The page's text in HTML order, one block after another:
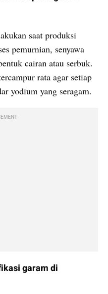
saat produksi
pemurnian, senyawa
cairan atau serbuk.
rata agar setiap
yodium yang seragam.
garam di